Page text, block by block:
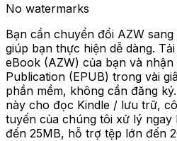
No watermarks
Bạn cần chuyển đổi AZW
giúp bạn thực hiện dễ dàng.
eBook (AZW) của bạn và
Publication (EPUB) trong vài
phần mềm, không cần đăng
này cho đọc Kindle / lưu trữ,
tuyến của chúng tôi xử lý
đến 25MB, hỗ trợ tệp lớn đến